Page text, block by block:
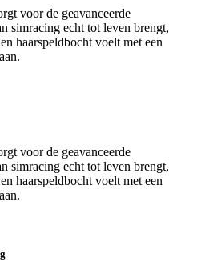
voor de geavanceerde
simracing echt tot leven brengt,
haarspeldbocht voelt met een
voor de geavanceerde
simracing echt tot leven brengt,
haarspeldbocht voelt met een